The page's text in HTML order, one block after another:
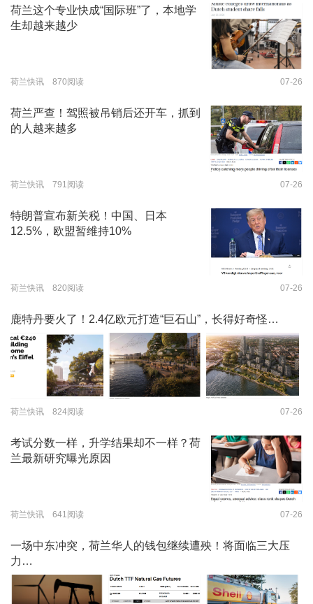
荷兰这个专业快成“国际班”了，本地学
生却越来越少
荷兰快讯 870阅读 07-26
荷兰严查！驾照被吊销后还开车，抓到
的人越来越多
荷兰快讯 791阅读 07-26
特朗普宣布新关税！中国、日本
12.5%，欧盟暂维持10%
荷兰快讯 820阅读 07-26
鹿特丹要火了！2.4亿欧元打造“巨石山”，长得好奇怪…
荷兰快讯 824阅读 07-26
考试分数一样，升学结果却不一样？荷
兰最新研究曝光原因
荷兰快讯 641阅读 07-26
一场中东冲突，荷兰华人的钱包继续遭殃！将面临三大压
力…